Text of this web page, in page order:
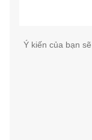
Ý kiến của bạn